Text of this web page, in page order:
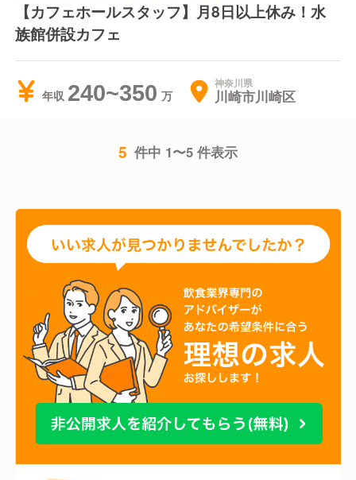
【カフェホールスタッフ】月8日以上休み！水
族館併設カフェ
年収 240~350 神奈川県
川崎市川崎区
5 件中 1〜5 件表示